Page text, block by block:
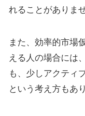
れることがありませ
また、効率的市場
える人の場合には
も、少しアクティ
という考え方もあ